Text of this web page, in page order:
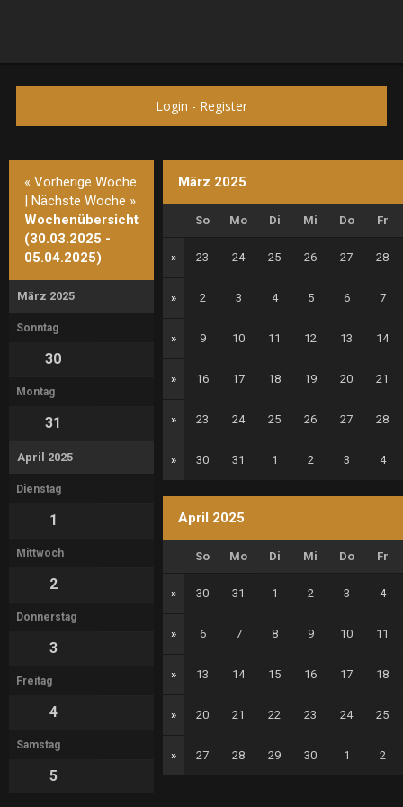
Login - Register
« Vorherige Woche
| Nächste Woche »
Wochenübersicht
(30.03.2025 -
05.04.2025)
März 2025
Sonntag
30
Montag
31
April 2025
Dienstag
1
Mittwoch
2
Donnerstag
3
Freitag
4
Samstag
5
März 2025
So Mo Di Mi Do Fr
» 23 24 25 26 27 28
» 2 3 4 5 6 7
» 9 10 11 12 13 14
» 16 17 18 19 20 21
» 23 24 25 26 27 28
» 30 31 1 2 3 4
April 2025
So Mo Di Mi Do Fr
» 30 31 1 2 3 4
» 6 7 8 9 10 11
» 13 14 15 16 17 18
» 20 21 22 23 24 25
» 27 28 29 30 1 2